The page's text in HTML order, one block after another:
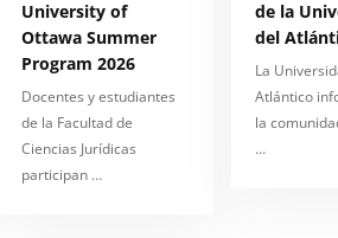
University of
Ottawa Summer
Program 2026
Docentes y estudiantes
de la Facultad de
Ciencias Jurídicas
participan …
de la
del
La
Atlántico
la
…